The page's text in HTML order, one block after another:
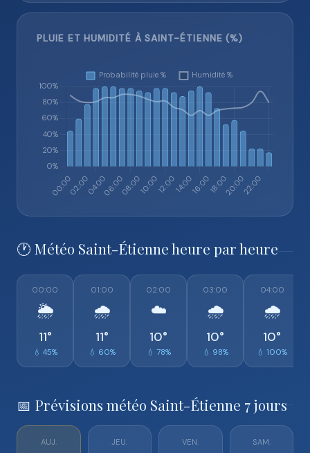
PLUIE ET HUMIDITÉ À SAINT-ÉTIENNE (%)
🕐 Météo Saint-Étienne heure par heure
00:00
🌦️
11°
💧 45%
01:00
🌧️
11°
💧 60%
02:00
☁️
10°
💧 78%
03:00
🌧️
10°
💧 98%
04:00
🌧️
10°
💧 100%
📅 Prévisions météo Saint-Étienne 7 jours
AUJ. JEU. VEN. SAM.